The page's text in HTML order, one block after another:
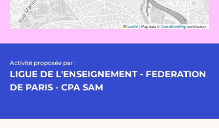
Leaflet|Map data ©OpenStreetMapcontributors
Activité proposée par :
LIGUE DE L'ENSEIGNEMENT - FEDERATION
DE PARIS - CPA SAM